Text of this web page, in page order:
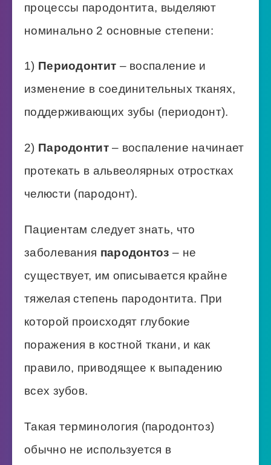
процессы пародонтита, выделяют
номинально 2 основные степени:
1) Периодонтит – воспаление и
изменение в соединительных тканях,
поддерживающих зубы (периодонт).
2) Пародонтит– воспаление начинает
протекать в альвеолярных отростках
челюсти (пародонт).
Пациентам следует знать, что
заболевания пародонтоз – не
существует, им описывается крайне
тяжелая степень пародонтита. При
которой происходят глубокие
поражения в костной ткани, и как
правило, приводящее к выпадению
всех зубов.
Такая терминология (пародонтоз)
обычно не используется в